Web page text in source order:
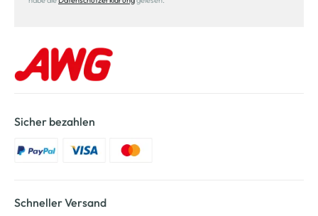
Sicher bezahlen
Schneller Versand